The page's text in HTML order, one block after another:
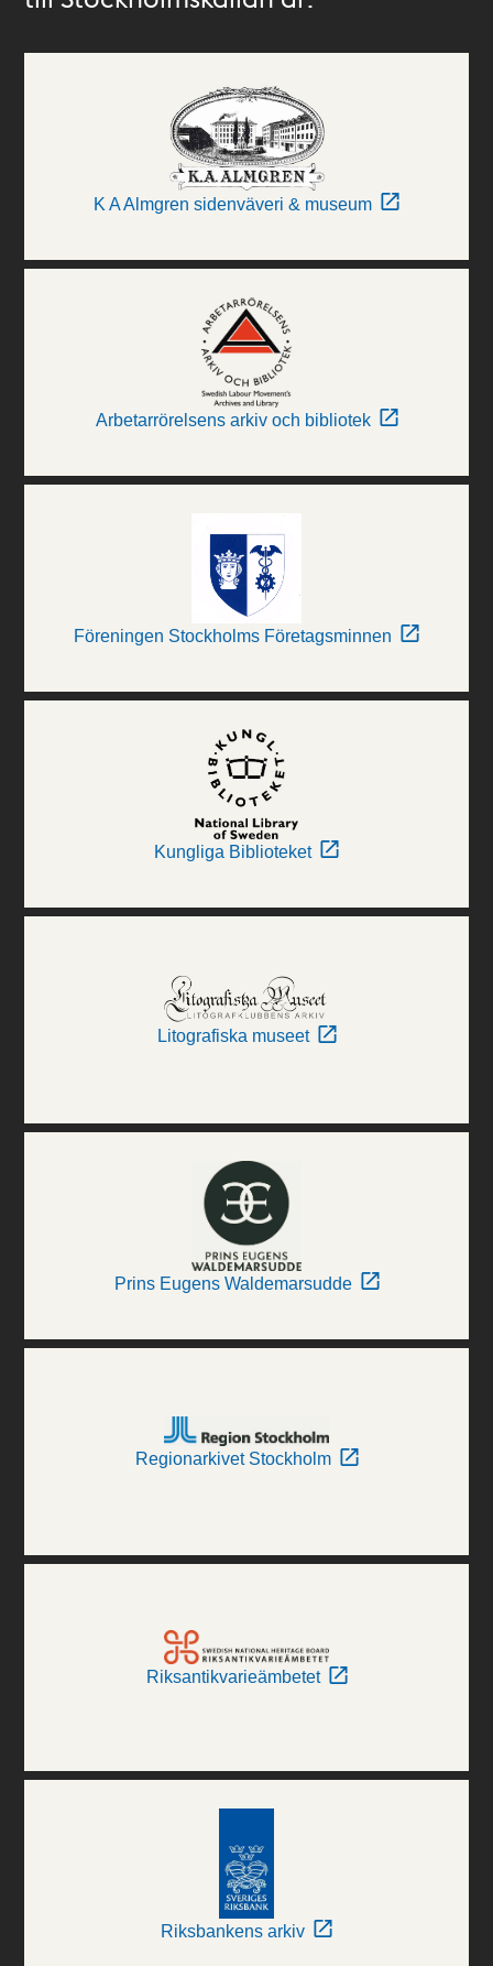
K A Almgren sidenväveri & museum
Arbetarrörelsens arkiv och bibliotek
Föreningen Stockholms Företagsminnen
Kungliga Biblioteket
Litografiska museet
Prins Eugens Waldemarsudde
Regionarkivet Stockholm
Riksantikvarieämbetet
Riksbankens arkiv